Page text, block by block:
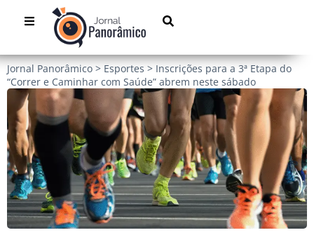
Jornal Panorâmico > Esportes > Inscrições para a 3ª Etapa do
“Correr e Caminhar com Saúde” abrem neste sábado